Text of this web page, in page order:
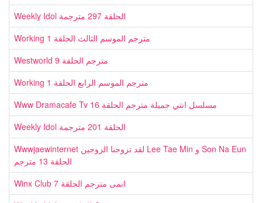
Weekly Idol الحلقة 297 مترجمة
Working مترجم الموسم الثالث الحلقة 1
Westworld مترجم الحلقة 9
Working مترجم الموسم الرابع الحلقة 1
Www Dramacafe Tv مسلسل انتي جميلة مترجم الحلقة 16
Weekly Idol الحلقة 201 مترجمة
Wwwjaewinternet لقد تزوجنا الزوجين Lee Tae Min و Son Na Eun
الحلقة 13 مترجم
Winx Club انمى مترجم الحلقة 7